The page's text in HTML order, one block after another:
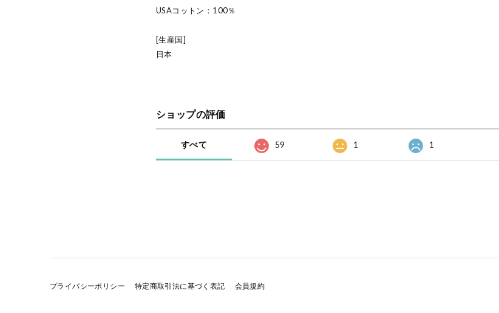
USAコットン：100％
[生産国]
日本
ショップの評価
すべて 59 1 1
プライバシーポリシー 特定商取引法に基づく表記 会員規約